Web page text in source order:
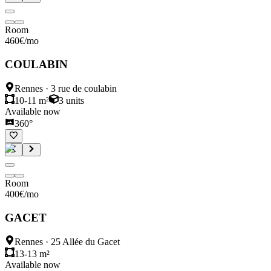
Room
460€/mo
COULABIN
Rennes · 3 rue de coulabin
10-11 m²
3 units
Available now
360°
Room
400€/mo
GACET
Rennes · 25 Allée du Gacet
13-13 m²
Available now